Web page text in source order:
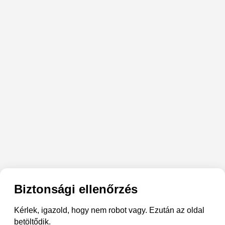
Biztonsági ellenőrzés
Kérlek, igazold, hogy nem robot vagy. Ezután az oldal
betöltődik.